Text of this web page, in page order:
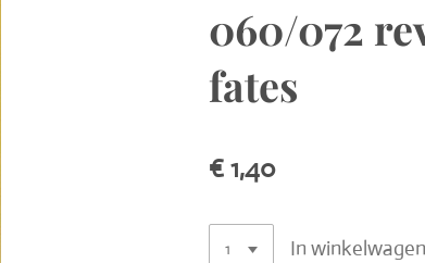
060/072
fates
€ 1,40
In winkelwagen